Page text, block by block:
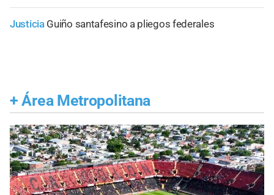
Justicia Guiño santafesino a pliegos federales
+ Área Metropolitana